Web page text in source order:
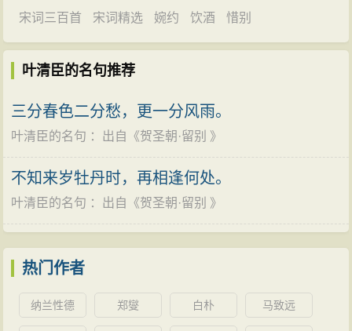
宋词三百首 宋词精选 婉约 饮酒 惜别
叶清臣的名句推荐
三分春色二分愁，更一分风雨。
叶清臣的名句 ：出自《贺圣朝·留别 》
不知来岁牡丹时，再相逢何处。
叶清臣的名句 ：出自《贺圣朝·留别 》
热门作者
纳兰性德 郑燮 白朴 马致远